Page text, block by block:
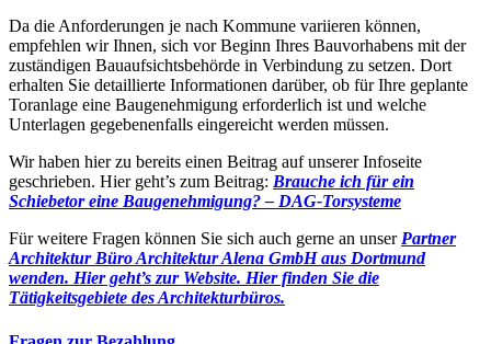
Da die Anforderungen je nach Kommune variieren können,
empfehlen wir Ihnen, sich vor Beginn Ihres Bauvorhabens mit der
zuständigen Bauaufsichtsbehörde in Verbindung zu setzen. Dort
erhalten Sie detaillierte Informationen darüber, ob für Ihre geplante
Toranlage eine Baugenehmigung erforderlich ist und welche
Unterlagen gegebenenfalls eingereicht werden müssen.
Wir haben hier zu bereits einen Beitrag auf unserer Infoseite
geschrieben. Hier geht’s zum Beitrag: Brauche ich für ein
Schiebetor eine Baugenehmigung? – DAG-Torsysteme
Für weitere Fragen können Sie sich auch gerne an unser Partner
Architektur Büro Architektur Alena GmbH aus Dortmund
wenden. Hier geht’s zur Website. Hier finden Sie die
Tätigkeitsgebiete des Architekturbüros.